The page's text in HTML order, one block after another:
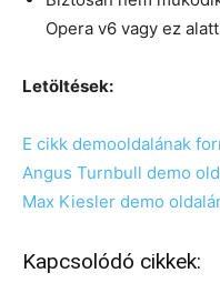
Opera v6 vagy ez
Letöltések:
E cikk demooldalának
Angus Turnbull demo
Max Kiesler demo
Kapcsolódó cikkek: